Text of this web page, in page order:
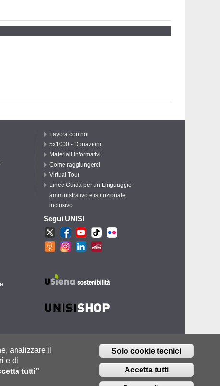
Lavora con noi
5x1000 - Donazioni
Materiali informativi
Come raggiungerci
Virtual Tour
Linee Guida per un Linguaggio
amministrativo e istituzionale
inclusivo
Segui UNISI
analizzare il
e di
tutti”
Solo cookie tecnici
Accetta tutti